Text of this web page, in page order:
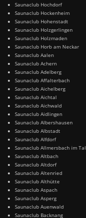
Saunaclub Hochdorf
Saunaclub Hockenheim
Saunaclub Hohenstadt
Saunaclub Holzgerlingen
Saunaclub Holzmaden
Saunaclub Horb am Neckar
Saunaclub Aalen
Saunaclub Achern
Saunaclub Adelberg
Saunaclub Affalterbach
Saunaclub Aichelberg
Saunaclub Aichtal
Saunaclub Aichwald
Saunaclub Aidlingen
Saunaclub Albershausen
Saunaclub Albstadt
Saunaclub Alfdorf
Saunaclub Allmersbach im Tal
Saunaclub Altbach
Saunaclub Altdorf
Saunaclub Altenried
Saunaclub Althütte
Saunaclub Aspach
Saunaclub Asperg
Saunaclub Auenwald
Saunaclub Backnang